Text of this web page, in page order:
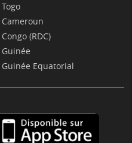
Togo
Cameroun
Congo (RDC)
Guinée
Guinée Equatorial